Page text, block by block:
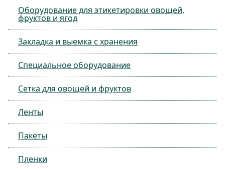
Оборудование для этикетировки овощей,
фруктов и ягод
Закладка и выемка с хранения
Специальное оборудование
Сетка для овощей и фруктов
Ленты
Пакеты
Пленки